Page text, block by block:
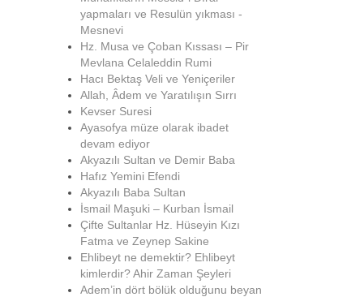
yapmaları ve Resulün yıkması -
Mesnevi
Hz. Musa ve Çoban Kıssası – Pir
Mevlana Celaleddin Rumi
Hacı Bektaş Veli ve Yeniçeriler
Allah, Âdem ve Yaratılışın Sırrı
Kevser Suresi
Ayasofya müze olarak ibadet
devam ediyor
Akyazılı Sultan ve Demir Baba
Hafız Yemini Efendi
Akyazılı Baba Sultan
İsmail Maşuki – Kurban İsmail
Çifte Sultanlar Hz. Hüseyin Kızı
Fatma ve Zeynep Sakine
Ehlibeyt ne demektir? Ehlibeyt
kimlerdir? Ahir Zaman Şeyleri
Adem’in dört bölük olduğunu beyan